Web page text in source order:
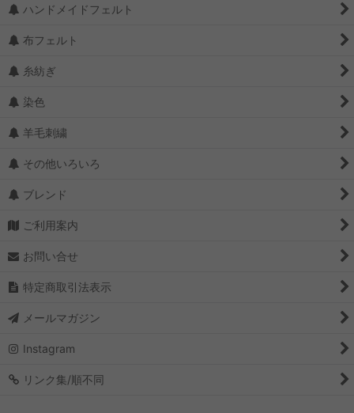
ハンドメイドフェルト
布フェルト
糸紡ぎ
染色
羊毛刺繍
その他いろいろ
ブレンド
ご利用案内
お問い合せ
特定商取引法表示
メールマガジン
Instagram
リンク集/順不同